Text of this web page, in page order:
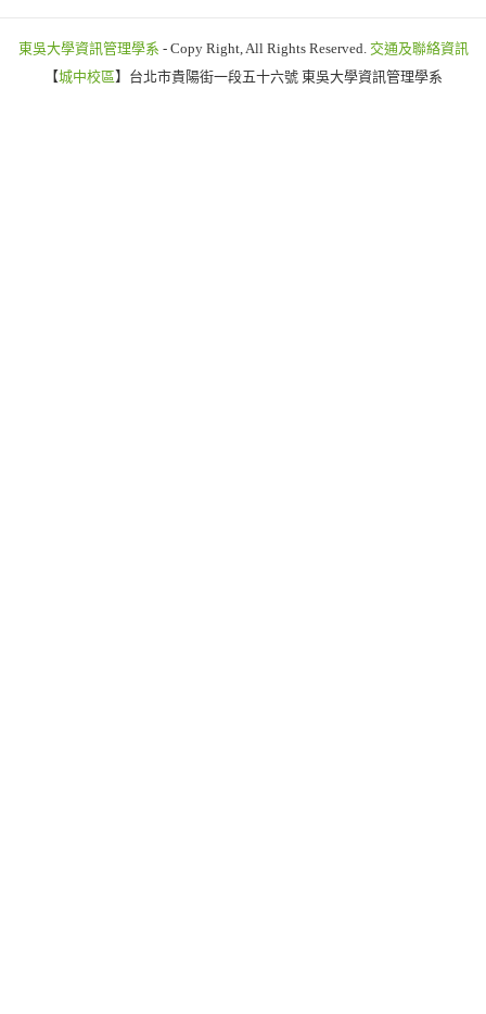
東吳大學資訊管理學系 - Copy Right, All Rights Reserved. 交通及聯絡資訊
【城中校區】台北市貴陽街一段五十六號 東吳大學資訊管理學系